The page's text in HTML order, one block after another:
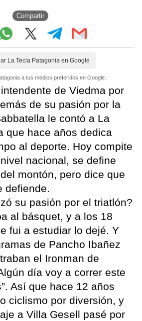
Compartir
La Tecla Patagonia en Google
a tus medios preferidos en Google.
de Viedma por
de su pasión por la
le contó a La
que hace años dedica
al deporte. Hoy compite
nacional, se define
montón, pero dice que
defiende.
su pasión por el triatlón?
al básquet, y a los 18
fui a estudiar lo dejé. Y
de Pancho Ibañez
el Ironman de
día voy a correr este
Así que hace 12 años
ciclismo por diversión, y
a Villa Gesell pasé por